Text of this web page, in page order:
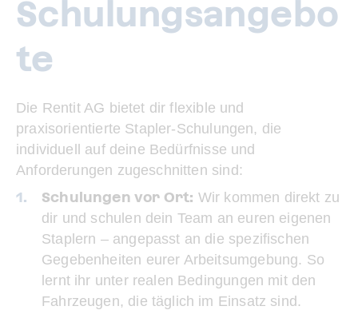
Schulungsangebo
te
Die Rentit AG bietet dir flexible und
praxisorientierte Stapler-Schulungen, die
individuell auf deine Bedürfnisse und
Anforderungen zugeschnitten sind:
Schulungen vor Ort: Wir kommen direkt zu
dir und schulen dein Team an euren eigenen
Staplern – angepasst an die spezifischen
Gegebenheiten eurer Arbeitsumgebung. So
lernt ihr unter realen Bedingungen mit den
Fahrzeugen, die täglich im Einsatz sind.